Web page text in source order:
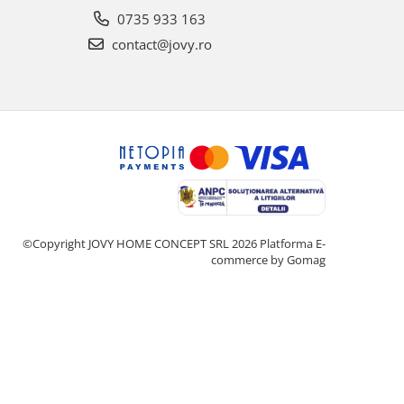
0735 933 163
contact@jovy.ro
©Copyright JOVY HOME CONCEPT SRL 2026 Platforma E-
commerce by Gomag